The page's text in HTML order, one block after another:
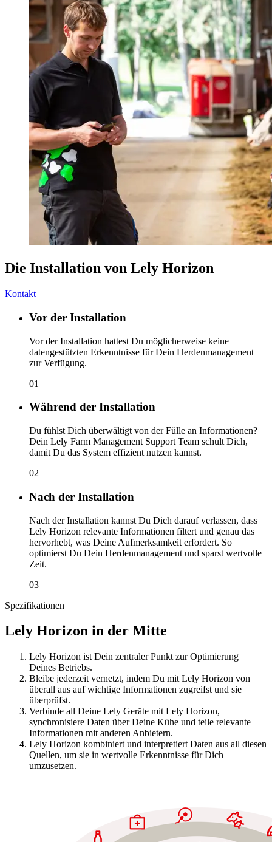
Die Installation von Lely Horizon
Kontakt
Vor der Installation
Vor der Installation hattest Du möglicherweise keine
datengestützten Erkenntnisse für Dein Herdenmanagement
zur Verfügung.
01
Während der Installation
Du fühlst Dich überwältigt von der Fülle an Informationen?
Dein Lely Farm Management Support Team schult Dich,
damit Du das System effizient nutzen kannst.
02
Nach der Installation
Nach der Installation kannst Du Dich darauf verlassen, dass
Lely Horizon relevante Informationen filtert und genau das
hervorhebt, was Deine Aufmerksamkeit erfordert. So
optimierst Du Dein Herdenmanagement und sparst wertvolle
Zeit.
03
Spezifikationen
Lely Horizon in der Mitte
Lely Horizon ist Dein zentraler Punkt zur Optimierung
Deines Betriebs.
Bleibe jederzeit vernetzt, indem Du mit Lely Horizon von
überall aus auf wichtige Informationen zugreifst und sie
überprüfst.
Verbinde all Deine Lely Geräte mit Lely Horizon,
synchronisiere Daten über Deine Kühe und teile relevante
Informationen mit anderen Anbietern.
Lely Horizon kombiniert und interpretiert Daten aus all diesen
Quellen, um sie in wertvolle Erkenntnisse für Dich
umzusetzen.